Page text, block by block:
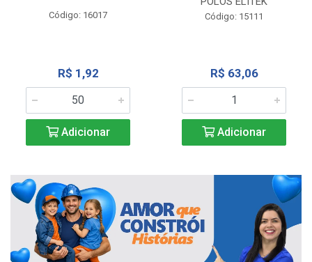
Código: 16017
R$ 1,92
Adicionar
Código: 15111
R$ 63,06
Adicionar